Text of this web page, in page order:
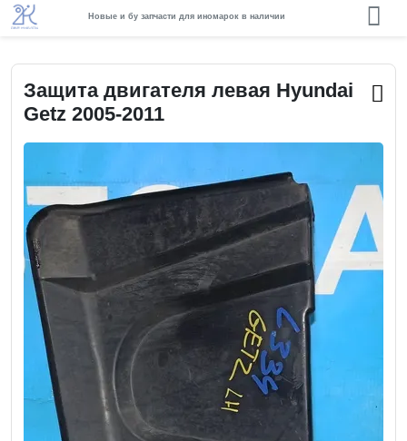
Новые и бу запчасти для иномарок в наличии
Защита двигателя левая Hyundai
Getz 2005-2011